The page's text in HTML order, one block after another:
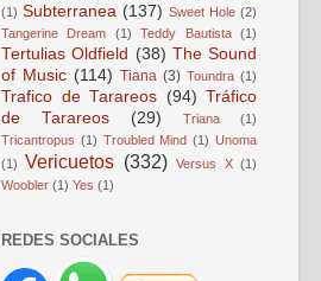
(1) Subterranea (137) Sweet Hole (2)
Tangerine Dream
(1) Teddy Bautista (1)
Tertulias Oldfield (38) The Sound
of Music (114) Tiana (3) Toundra (1)
Trafico de Tarareos (94) Tráfico
de Tarareos
(29) Triana
(1)
Tricantropus (1) Troubled Mind (1) Unoma
(1)
Vericuetos (332) Versus X (1)
Woobler (1) Yes (1)
REDES SOCIALES